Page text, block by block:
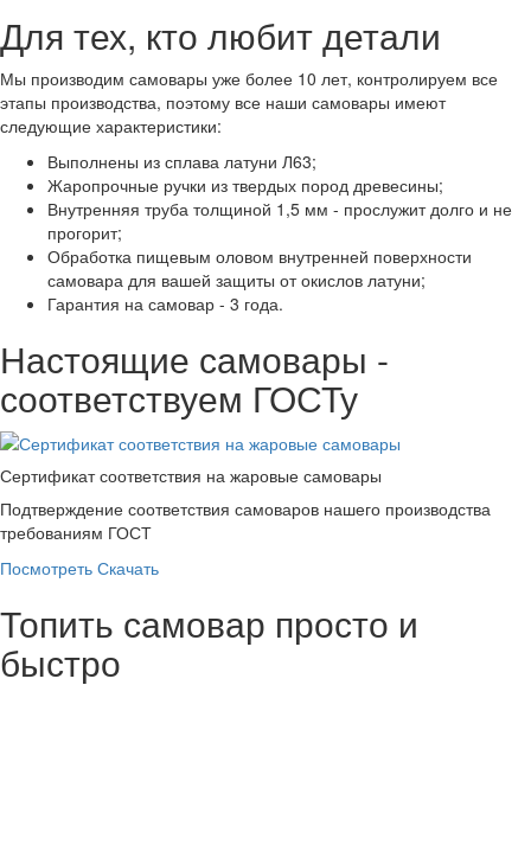
Для тех, кто любит детали
Мы производим самовары уже более 10 лет, контролируем все
этапы производства, поэтому все наши самовары имеют
следующие характеристики:
Выполнены из сплава латуни Л63;
Жаропрочные ручки из твердых пород древесины;
Внутренняя труба толщиной 1,5 мм - прослужит долго и не
прогорит;
Обработка пищевым оловом внутренней поверхности
самовара для вашей защиты от окислов латуни;
Гарантия на самовар - 3 года.
Настоящие самовары -
соответствуем ГОСТу
Сертификат соответствия на жаровые самовары
Подтверждение соответствия самоваров нашего производства
требованиям ГОСТ
Посмотреть Скачать
Топить самовар просто и
быстро